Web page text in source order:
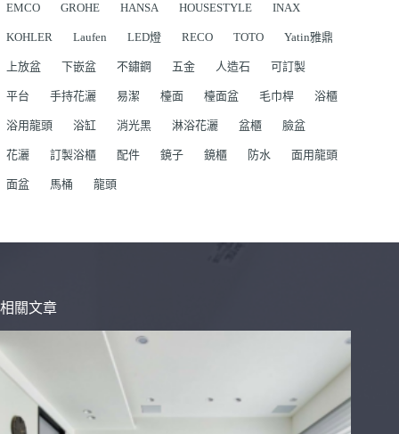
EMCO GROHE HANSA HOUSESTYLE INAX
KOHLER Laufen LED燈 RECO TOTO Yatin雅鼎
上放盆 下嵌盆 不鏽鋼 五金 人造石 可訂製
平台 手持花灑 易潔 檯面 檯面盆 毛巾桿 浴櫃
浴用龍頭 浴缸 消光黑 淋浴花灑 盆櫃 臉盆
花灑 訂製浴櫃 配件 鏡子 鏡櫃 防水 面用龍頭
面盆 馬桶 龍頭
相關文章